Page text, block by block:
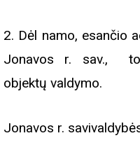
2. Dėl namo, esančio
Jonavos r. sav.,
objektų valdymo.
Jonavos r.